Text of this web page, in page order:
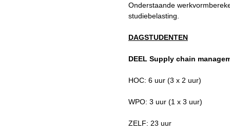
Onderstaande
studiebelasting.
DAGSTUDENTEN
DEEL Supply chain
HOC: 6 uur (3 x 2 uur)
WPO: 3 uur (1 x 3 uur)
ZELF: 23 uur